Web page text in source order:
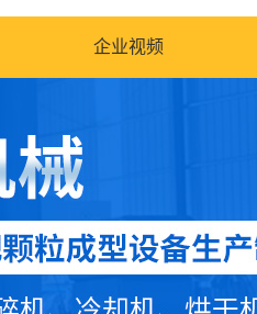
企业视频